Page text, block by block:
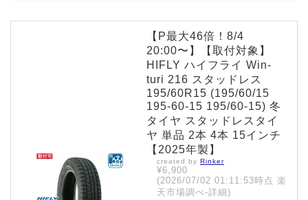
【P最大46倍！8/4
20:00〜】【取付対象】
HIFLY ハイフライ Win-
turi 216 スタッドレス
195/60R15 (195/60/15
195-60-15 195/60-15) 冬
タイヤ スタッドレスタイ
ヤ 単品 2本 4本 15インチ
【2025年製】
created by Rinker
¥6,900
(2026/07/02 01:11:53時点 楽
天市場調べ-詳細)